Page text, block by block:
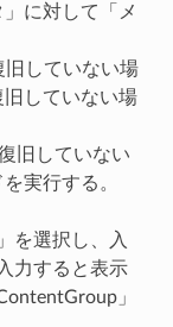
に対して「メ
旧していない場
していない場
旧していない
実行する。
を選択し、入
力すると表示
」